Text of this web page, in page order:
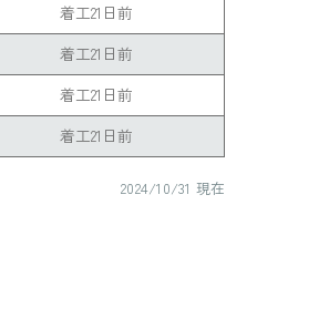
着工21日前
着工21日前
着工21日前
着工21日前
2024/10/31 現在